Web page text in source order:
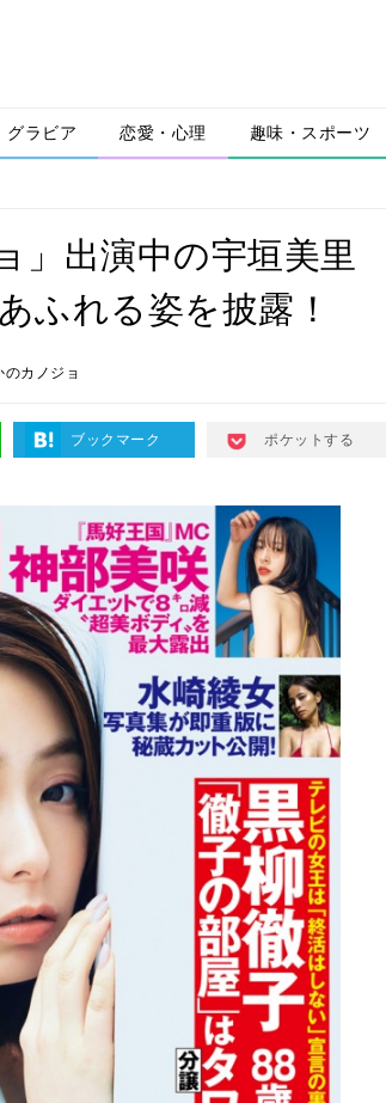
グラビア 恋愛・心理 趣味・スポーツ
」出演中の宇垣美里
ふれる姿を披露！
カノジョ
ブックマーク ポケットする